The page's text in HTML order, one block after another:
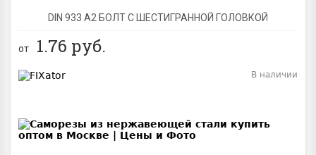
DIN 933 А2 БОЛТ С ШЕСТИГРАННОЙ ГОЛОВКОЙ
от 1.76 руб.
В наличии